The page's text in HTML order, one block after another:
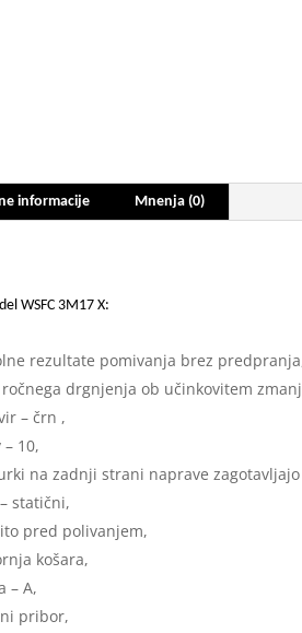
informacije Mnenja (0)
WSFC 3M17 X:
rezultate pomivanja brez
drgnjenja ob učinkovitem
– črn ,
10,
na zadnji strani naprave
statični,
pred polivanjem,
košara,
– A,
pribor,